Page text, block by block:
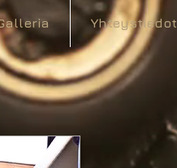
Yhteystiedot